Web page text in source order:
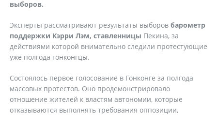
выборов.
Эксперты рассматривают результаты выборов барометр
поддержки Кэрри Лэм, ставленницы Пекина, за
действиями которой внимательно следили протестующие
уже полгода гонконгцы.
Состоялось первое голосование в Гонконге за полгода
массовых протестов. Оно продемонстрировало
отношение жителей к властям автономии, которые
отказываются выполнять требования оппозиции,